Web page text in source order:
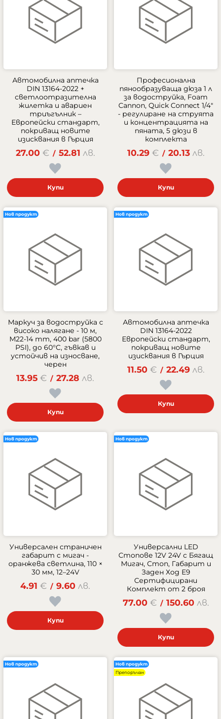
Автомобилна аптечка
DIN 13164-2022 +
светлоотразителна
жилетка и авариен
триъгълник –
Европейски стандарт,
покриващ новите
изисквания в Гърция
27.00 € / 52.81 лв.
Купи
Професионална
пянообразуваща дюза 1 л
за водоструйка, Foam
Cannon, Quick Connect 1/4"
- регулиране на струята
и концентрацията на
пяната, 5 дюзи в
комплекта
10.29 € / 20.13 лв.
Купи
Маркуч за водоструйка с
високо налягане - 10 м,
M22-14 mm, 400 bar (5800
PSI), до 60°C, гъвкав и
устойчив на износване,
черен
13.95 € / 27.28 лв.
Купи
Нов продукт
Автомобилна аптечка
DIN 13164-2022
Европейски стандарт,
покриващ новите
изисквания в Гърция
11.50 € / 22.49 лв.
Купи
Нов продукт
Универсален страничен
габарит с мигач -
оранжева светлина, 110 ×
30 мм, 12–24V
4.91 € / 9.60 лв.
Купи
Нов продукт
Универсални LED
Стопове 12V 24V с Бягащ
Мигач, Стоп, Габарит и
Заден Ход E9
Сертифицирани
Комплект от 2 броя
77.00 € / 150.60 лв.
Купи
Нов продукт
Нов продукт
Нов продукт
Препоръчан